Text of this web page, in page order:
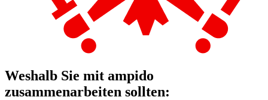
Weshalb Sie mit ampido
zusammenarbeiten sollten: